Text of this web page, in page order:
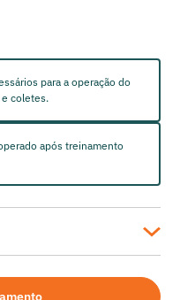
para a operação do
coletes.
após treinamento
JCPT1212AC